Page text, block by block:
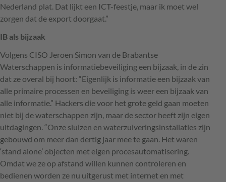
Nederland plat. Dat lijkt een ICT-feestje, maar ik moet wel
zorgen dat de export doorgaat.”
IB als bijzaak
Volgens CISO Jeroen Simon van de Brabantse
Waterschappen is informatiebeveiliging een bijzaak, in de zin
dat ze overal bij hoort: “Eigenlijk is informatie een bijzaak van
alle primaire processen en beveiliging is weer een bijzaak van
alle informatie.” Hackers die voor het grote geld gaan moeten
niet bij de waterschappen zijn, maar de sector heeft zijn eigen
uitdagingen. “Onze sluizen en waterzuiveringsinstallaties zijn
gebouwd om meer dan dertig jaar mee te gaan. Het waren
‘stand alone’ objecten met eigen procesautomatisering.
Omdat we ze op afstand willen kunnen controleren en
bedienen worden ze nu uitgerust met internet en met